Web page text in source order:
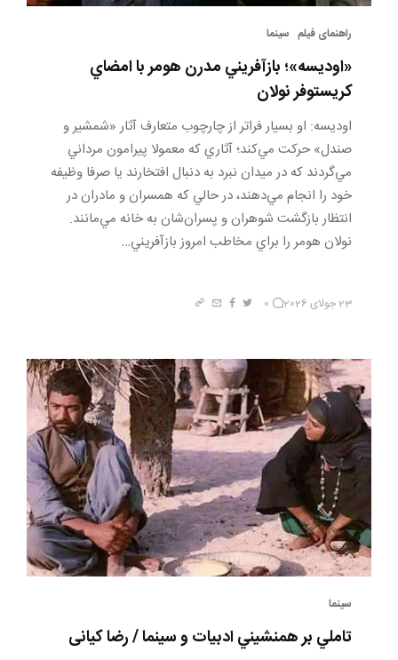
راهنمای فیلم‎ سینما
«اوديسه»؛ بازآفريني مدرن هومر با امضاي
كريستوفر نولان
اوديسه: او بسيار فراتر از چارچوب متعارف آثار «شمشير و
صندل» حركت مي‌كند؛ آثاري كه معمولا پيرامون مرداني
مي‌گردند كه در ميدان نبرد به دنبال افتخارند يا صرفا وظيفه
خود را انجام مي‌دهند، در حالي كه همسران و مادران در
انتظار بازگشت شوهران و پسران‌شان به خانه مي‌مانند.
نولان هومر را براي مخاطب امروز بازآفريني…
23 جولای 2026 0
سینما
تاملي بر همنشيني ادبيات و سينما / رضا کیانی